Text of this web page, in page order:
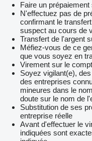
Faire un
N'effectuez pas de
confirmant le
suspect au cours de
Transfert de l'argent
Méfiez-vous de ce
que vous soyez en
Virement sur le
Soyez vigilant(e),
des entreprises
mineures dans le
doute sur le nom de
Substitution de ses
entreprise réelle
Avant d'effectuer le
indiquées sont